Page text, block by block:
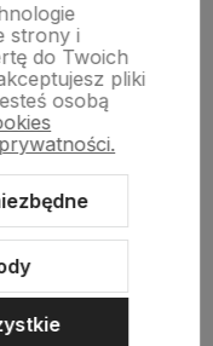
woj. lubelskie
T:665 744 477
strony i
do Twoich
pliki
osobą